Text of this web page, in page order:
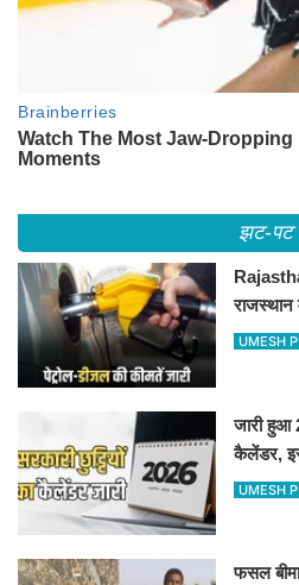
झट-पट
जानिए
UMESH
जारी हुआ
कैलेंडर,
अवकाश,
UMESH
फसल